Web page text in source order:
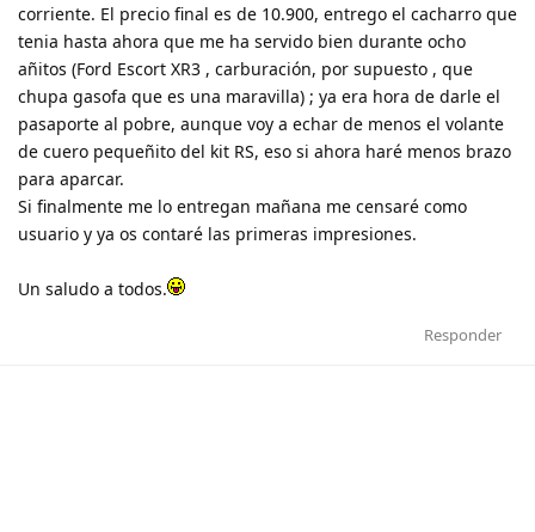
corriente. El precio final es de 10.900, entrego el cacharro que
tenia hasta ahora que me ha servido bien durante ocho
añitos (Ford Escort XR3 , carburación, por supuesto , que
chupa gasofa que es una maravilla) ; ya era hora de darle el
pasaporte al pobre, aunque voy a echar de menos el volante
de cuero pequeñito del kit RS, eso si ahora haré menos brazo
para aparcar.
Si finalmente me lo entregan mañana me censaré como
usuario y ya os contaré las primeras impresiones.
Un saludo a todos.
Responder